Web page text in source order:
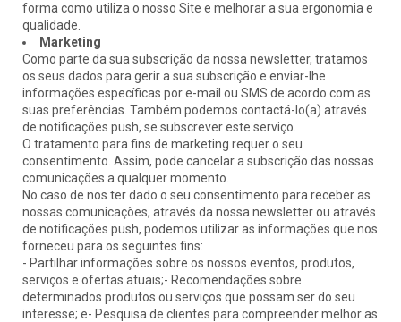
forma como utiliza o nosso Site e melhorar a sua ergonomia e
qualidade.
Marketing
Como parte da sua subscrição da nossa newsletter, tratamos
os seus dados para gerir a sua subscrição e enviar-lhe
informações específicas por e-mail ou SMS de acordo com as
suas preferências. Também podemos contactá-lo(a) através
de notificações push, se subscrever este serviço.
O tratamento para fins de marketing requer o seu
consentimento. Assim, pode cancelar a subscrição das nossas
comunicações a qualquer momento.
No caso de nos ter dado o seu consentimento para receber as
nossas comunicações, através da nossa newsletter ou através
de notificações push, podemos utilizar as informações que nos
forneceu para os seguintes fins:
- Partilhar informações sobre os nossos eventos, produtos,
serviços e ofertas atuais;- Recomendações sobre
determinados produtos ou serviços que possam ser do seu
interesse; e- Pesquisa de clientes para compreender melhor as